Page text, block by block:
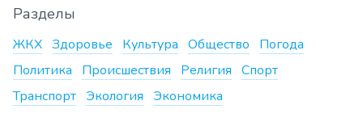
Разделы
ЖКХ Здоровье Культура Общество
Погода
Политика
Происшествия Религия Спорт
Транспорт Экология Экономика